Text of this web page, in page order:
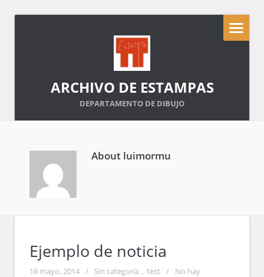
ARCHIVO DE ESTAMPAS
DEPARTAMENTO DE DIBUJO
About luimormu
Ejemplo de noticia
16 mayo, 2014 / Sin categoría , test /
No hay